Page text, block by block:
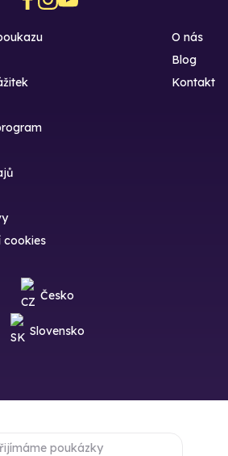
O nás
Blog
Kontakt
cookies
Česko
Slovensko
poukázky